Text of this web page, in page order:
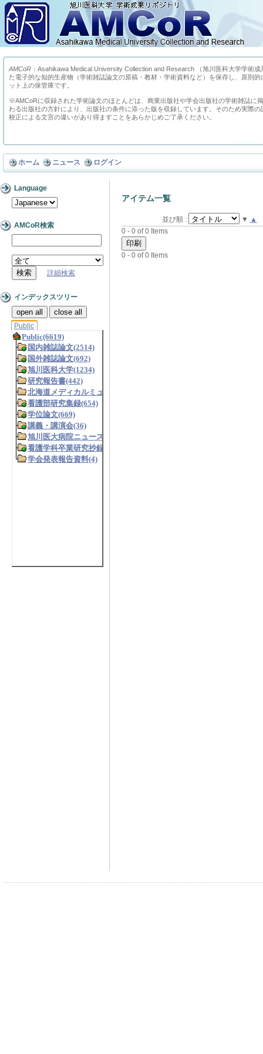
AMCoR ：Asahikawa Medical University Collection and Research （旭川医科大学学術
た電子的な知的生産物（学術雑誌論文の原稿・教材・学術資料など）を保存し、原則
ット上の保管庫です。
※AMCoRに収録された学術論文のほとんどは、商業出版社や学会出版社の学術雑誌に
わる出版社の方針により、出版社の条件に添った版を収録しています。そのため実際
校正による文言の違いがあり得ますことをあらかじめご了承ください。
ホーム ニュース ログイン
Language
AMCoR検索
詳細検索
インデックスツリー
open all close all
Public
アイテム一覧
並び順 : ▼ ▲
0 - 0 of 0 Items
0 - 0 of 0 Items